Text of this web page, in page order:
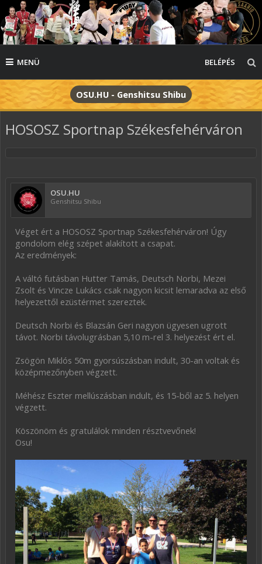
MENÜ BELÉPÉS
OSU.HU - Genshitsu Shibu
HOSOSZ Sportnap Székesfehérváron
OSU.HU
Genshitsu Shibu
Véget ért a HOSOSZ Sportnap Székesfehérváron! Úgy
gondolom elég szépet alakított a csapat.
Az eredmények:
A váltó futásban Hutter Tamás, Deutsch Norbi, Mezei
Zsolt és Vincze Lukács csak nagyon kicsit lemaradva az első
helyezettől ezüstérmet szereztek.
Deutsch Norbi és Blazsán Geri nagyon ügyesen ugrott
távot. Norbi távolugrásban 5,10 m-rel 3. helyezést ért el.
Zsögön Miklós 50m gyorsúszásban indult, 30-an voltak és
középmezőnyben végzett.
Méhész Eszter mellúszásban indult, és 15-ből az 5. helyen
végzett.
Köszönöm és gratulálok minden résztvevőnek!
Osu!